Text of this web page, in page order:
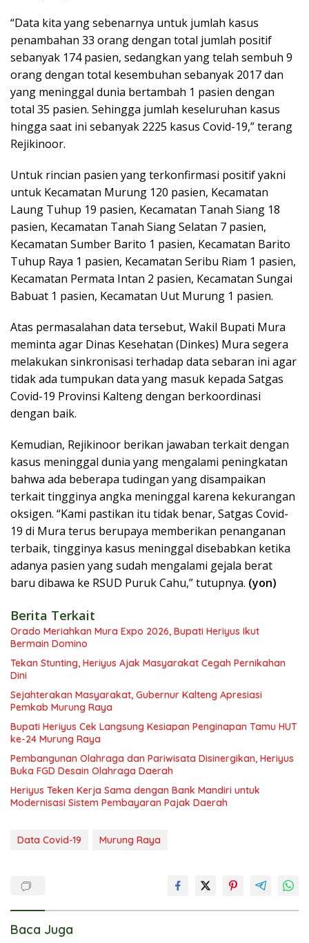
“Data kita yang sebenarnya untuk jumlah kasus
penambahan 33 orang dengan total jumlah positif
sebanyak 174 pasien, sedangkan yang telah sembuh 9
orang dengan total kesembuhan sebanyak 2017 dan
yang meninggal dunia bertambah 1 pasien dengan
total 35 pasien. Sehingga jumlah keseluruhan kasus
hingga saat ini sebanyak 2225 kasus Covid-19,” terang
Rejikinoor.
Untuk rincian pasien yang terkonfirmasi positif yakni
untuk Kecamatan Murung 120 pasien, Kecamatan
Laung Tuhup 19 pasien, Kecamatan Tanah Siang 18
pasien, Kecamatan Tanah Siang Selatan 7 pasien,
Kecamatan Sumber Barito 1 pasien, Kecamatan Barito
Tuhup Raya 1 pasien, Kecamatan Seribu Riam 1 pasien,
Kecamatan Permata Intan 2 pasien, Kecamatan Sungai
Babuat 1 pasien, Kecamatan Uut Murung 1 pasien.
Atas permasalahan data tersebut, Wakil Bupati Mura
meminta agar Dinas Kesehatan (Dinkes) Mura segera
melakukan sinkronisasi terhadap data sebaran ini agar
tidak ada tumpukan data yang masuk kepada Satgas
Covid-19 Provinsi Kalteng dengan berkoordinasi
dengan baik.
Kemudian, Rejikinoor berikan jawaban terkait dengan
kasus meninggal dunia yang mengalami peningkatan
bahwa ada beberapa tudingan yang disampaikan
terkait tingginya angka meninggal karena kekurangan
oksigen. “Kami pastikan itu tidak benar, Satgas Covid-
19 di Mura terus berupaya memberikan penanganan
terbaik, tingginya kasus meninggal disebabkan ketika
adanya pasien yang sudah mengalami gejala berat
baru dibawa ke RSUD Puruk Cahu,” tutupnya. (yon)
Berita Terkait
Orado Meriahkan Mura Expo 2026, Bupati Heriyus Ikut
Bermain Domino
Tekan Stunting, Heriyus Ajak Masyarakat Cegah Pernikahan
Dini
Sejahterakan Masyarakat, Gubernur Kalteng Apresiasi
Pemkab Murung Raya
Bupati Heriyus Cek Langsung Kesiapan Penginapan Tamu HUT
ke-24 Murung Raya
Pembangunan Olahraga dan Pariwisata Disinergikan, Heriyus
Buka FGD Desain Olahraga Daerah
Heriyus Teken Kerja Sama dengan Bank Mandiri untuk
Modernisasi Sistem Pembayaran Pajak Daerah
Data Covid-19 Murung Raya
Baca Juga